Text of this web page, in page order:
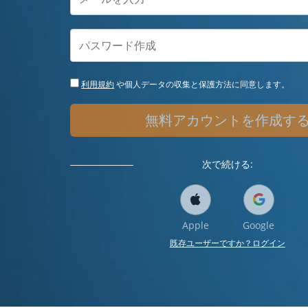
利用規約や個人データの収集と保護方法に同意します。
無料アカウントを作成す
次で続ける:
Apple Google
既存ユーザーですか？ログイン